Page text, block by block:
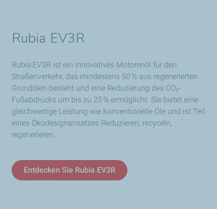
Rubia EV3R
Rubia EV3R ist ein innovatives Motorenöl für den
Straßenverkehr, das mindestens 50 % aus regenerierten
Grundölen besteht und eine Reduzierung des CO₂-
Fußabdrucks um bis zu 25 % ermöglicht. Sie bietet eine
gleichwertige Leistung wie konventionelle Öle und ist Teil
eines Ökodesignansatzes: Reduzieren, recyceln,
regenerieren.
Entdecken Sie Rubia EV3R